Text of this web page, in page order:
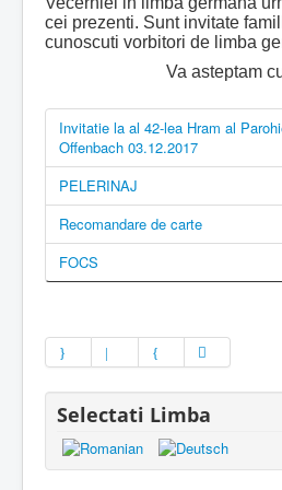
cei prezenti. Sunt invitate
cunoscuti vorbitori de limba
Va asteptam
Invitatie la al 42-lea Hram al
Offenbach 03.12.2017
PELERINAJ
Recomandare de carte
FOCS
Selectati Limba